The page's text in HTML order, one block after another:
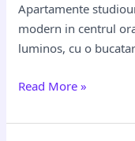
Apartamente
modern in centrul
luminos, cu o
in
centrul
Read More »